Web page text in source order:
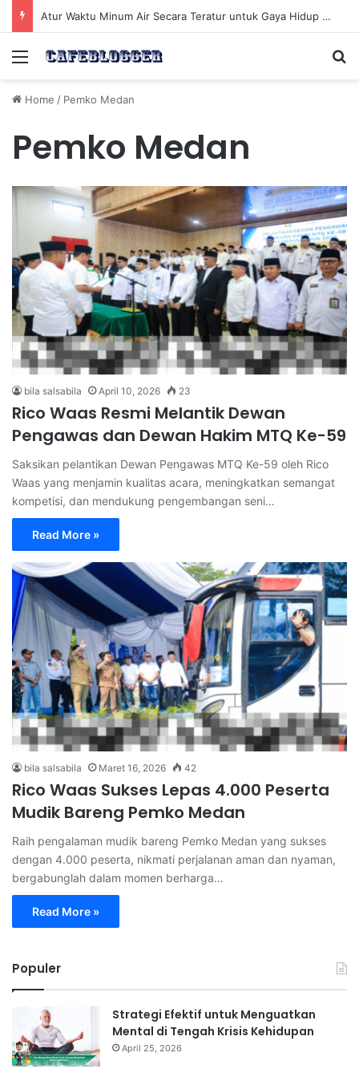
Atur Waktu Minum Air Secara Teratur untuk Gaya Hidup Sehat Sepanjang Hari
Menu
Home / Pemko Medan
Pemko Medan
bila salsabila April 10, 2026 23
Rico Waas Resmi Melantik Dewan
Pengawas dan Dewan Hakim MTQ Ke-59
Saksikan pelantikan Dewan Pengawas MTQ Ke-59 oleh Rico
Waas yang menjamin kualitas acara, meningkatkan semangat
kompetisi, dan mendukung pengembangan seni…
Read More »
bila salsabila Maret 16, 2026 42
Rico Waas Sukses Lepas 4.000 Peserta
Mudik Bareng Pemko Medan
Raih pengalaman mudik bareng Pemko Medan yang sukses
dengan 4.000 peserta, nikmati perjalanan aman dan nyaman,
bergabunglah dalam momen berharga…
Read More »
Populer
Strategi Efektif untuk Menguatkan
Mental di Tengah Krisis Kehidupan
April 25, 2026